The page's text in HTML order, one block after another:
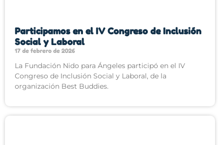
Participamos en el IV Congreso de Inclusión
Social y Laboral
17 de febrero de 2026
La Fundación Nido para Ángeles participó en el IV
Congreso de Inclusión Social y Laboral, de la
organización Best Buddies.